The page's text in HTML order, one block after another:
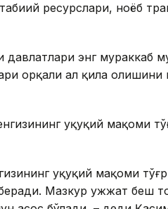
ресурслари, ноёб
давлатлари энг мураккаб
орқали ҳал қила
ҳуқуқий мақоми
ҳуқуқий мақоми
Мазкур ҳужжат беш